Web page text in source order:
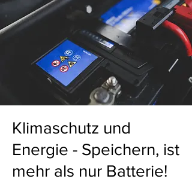
Klimaschutz und
Energie - Speichern, ist
mehr als nur Batterie!